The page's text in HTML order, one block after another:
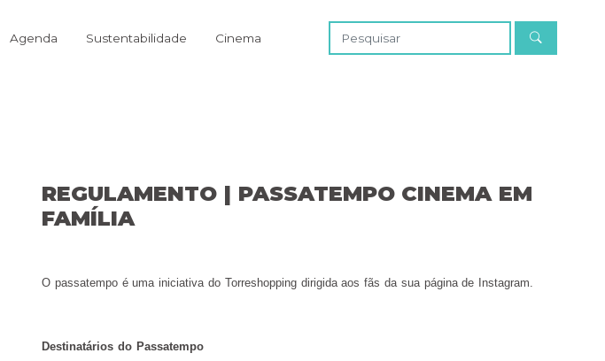
Agenda Sustentabilidade Cinema
REGULAMENTO | PASSATEMPO CINEMA EM
FAMÍLIA
O passatempo é uma iniciativa do Torreshopping dirigida aos fãs da sua página de Instagram.
Destinatários do Passatempo